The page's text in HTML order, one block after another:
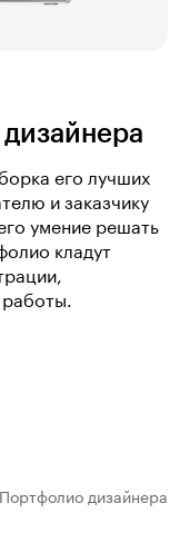
его лучших
и заказчику
умение решать
кладут
работы.
Портфолио дизайнера